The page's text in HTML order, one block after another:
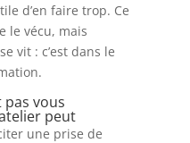
d’en faire trop. Ce
le vécu, mais
vit : c’est dans le
pas vous
peut
une prise de